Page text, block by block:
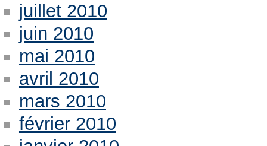
juillet 2010
juin 2010
mai 2010
avril 2010
mars 2010
février 2010